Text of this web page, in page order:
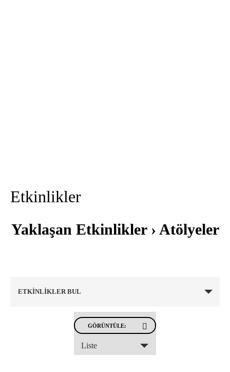
Etkinlikler
Yaklaşan Etkinlikler› Atölyeler
ETKINLIKLER BUL
Event
Views
Navigation
GÖRÜNTÜLE:
Liste